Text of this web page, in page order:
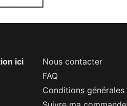
ici
Nous contacter
FAQ
Conditions générales